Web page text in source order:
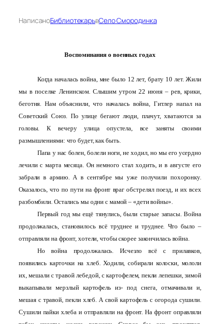
НаписаноБиблиотекарьвСело Смородинка
Воспоминания о военных годах
Когда началась война, мне было 12 лет, брату 10 лет. Жили
мы в поселке Ленинском. Слышим утром 22 июня – рев, крики,
беготня. Нам объяснили, что началась война, Гитлер напал на
Советский Союз. По улице бегают люди, плачут, хватаются за
головы. К вечеру улица опустела, все заняты своими
размышлениями: что будет, как быть.
Папа у нас болен, болели ноги, не ходил, но мы его усердно
лечили с марта месяца. Он немного стал ходить, и в августе его
забрали в армию. А в сентябре мы уже получили похоронку.
Оказалось, что по пути на фронт враг обстрелял поезд, и их всех
разбомбили. Остались мы одни с мамой – «дети войны».
Первый год мы ещё тянулись, были старые запасы. Война
продолжалась, становилось всё труднее и труднее. Что было –
отправляли на фронт, хотели, чтобы скорее закончилась война.
Но война продолжалась. Исчезло всё с прилавков,
появились карточки на хлеб. Ходили, собирали колоски, мололи
их, мешали с травой лебедой, с картофелем, пекли лепешки, зимой
выкапывали мерзлый картофель из- под снега, отмачивали и,
мешая с травой, пекли хлеб. А свой картофель с огорода сушили.
Сушили пайки хлеба и отправляли на фронт. На фронт оправляли